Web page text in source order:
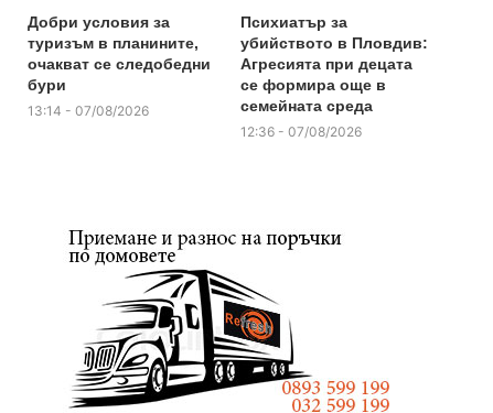
Добри условия за
туризъм в планините,
очакват се следобедни
бури
13:14 - 07/08/2026
Психиатър за
убийството в Пловдив:
Агресията при децата
се формира още в
семейната среда
12:36 - 07/08/2026